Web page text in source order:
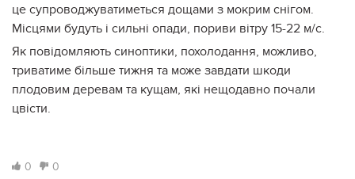
це супроводжуватиметься дощами з мокрим снігом.
Місцями будуть і сильні опади, пориви вітру 15-22 м/с.
Як повідомляють синоптики, похолодання, можливо,
триватиме більше тижня та може завдати шкоди
плодовим деревам та кущам, які нещодавно почали
цвісти.
0 0